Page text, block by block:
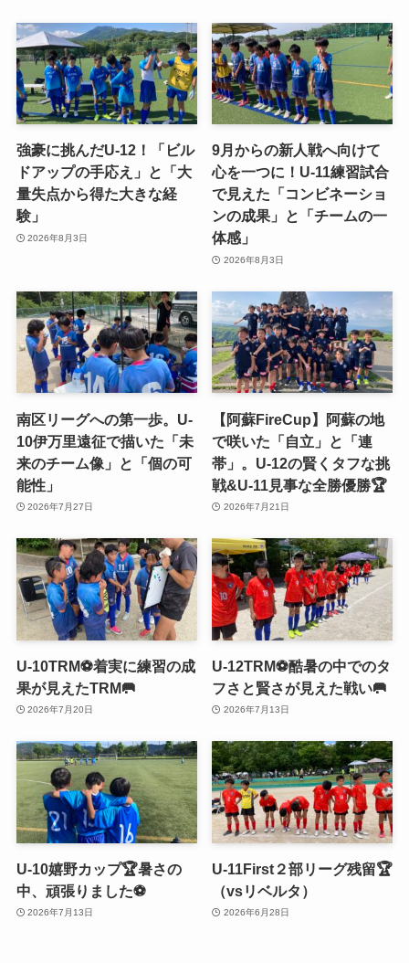
強豪に挑んだU-12！「ビル
ドアップの手応え」と「大
量失点から得た大きな経
験」
2026年8月3日
9月からの新人戦へ向けて
心を一つに！U-11練習試合
で見えた「コンビネーショ
ンの成果」と「チームの一
体感」
2026年8月3日
南区リーグへの第一歩。U-
10伊万里遠征で描いた「未
来のチーム像」と「個の可
能性」
2026年7月27日
【阿蘇FireCup】阿蘇の地
で咲いた「自立」と「連
帯」。U-12の賢くタフな挑
戦&U-11見事な全勝優勝🏆
2026年7月21日
U-10TRM⚽️着実に練習の成
果が見えたTRM🥅
2026年7月20日
U-12TRM⚽️酷暑の中でのタ
フさと賢さが見えた戦い🥅
2026年7月13日
U-10嬉野カップ🏆暑さの
中、頑張りました⚽️
2026年7月13日
U-11First２部リーグ残留🏆
（vsリベルタ）
2026年6月28日